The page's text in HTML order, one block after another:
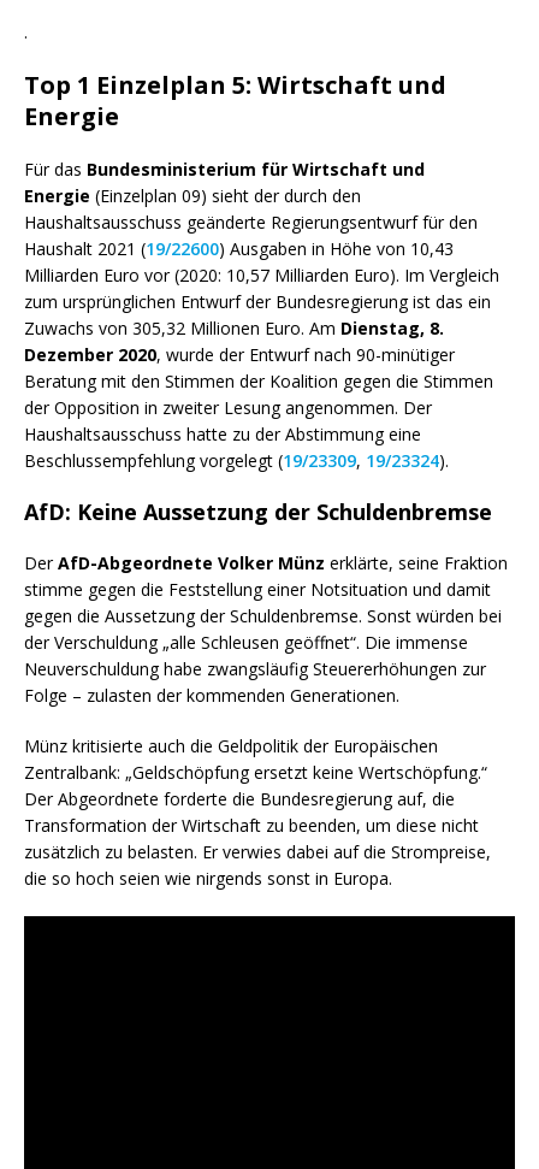
.
Top 1 Einzelplan 5: Wirtschaft und
Energie
Für das Bundesministerium für Wirtschaft und
Energie (Einzelplan 09) sieht der durch den
Haushaltsausschuss geänderte Regierungsentwurf für den
Haushalt 2021 (19/22600) Ausgaben in Höhe von 10,43
Milliarden Euro vor (2020: 10,57 Milliarden Euro). Im Vergleich
zum ursprünglichen Entwurf der Bundesregierung ist das ein
Zuwachs von 305,32 Millionen Euro. Am Dienstag, 8.
Dezember 2020, wurde der Entwurf nach 90-minütiger
Beratung mit den Stimmen der Koalition gegen die Stimmen
der Opposition in zweiter Lesung angenommen. Der
Haushaltsausschuss hatte zu der Abstimmung eine
Beschlussempfehlung vorgelegt (19/23309, 19/23324).
AfD: Keine Aussetzung der Schuldenbremse
DerAfD-Abgeordnete Volker Münz erklärte, seine Fraktion
stimme gegen die Feststellung einer Notsituation und damit
gegen die Aussetzung der Schuldenbremse. Sonst würden bei
der Verschuldung „alle Schleusen geöffnet“. Die immense
Neuverschuldung habe zwangsläufig Steuererhöhungen zur
Folge – zulasten der kommenden Generationen.
Münz kritisierte auch die Geldpolitik der Europäischen
Zentralbank: „Geldschöpfung ersetzt keine Wertschöpfung.“
Der Abgeordnete forderte die Bundesregierung auf, die
Transformation der Wirtschaft zu beenden, um diese nicht
zusätzlich zu belasten. Er verwies dabei auf die Strompreise,
die so hoch seien wie nirgends sonst in Europa.